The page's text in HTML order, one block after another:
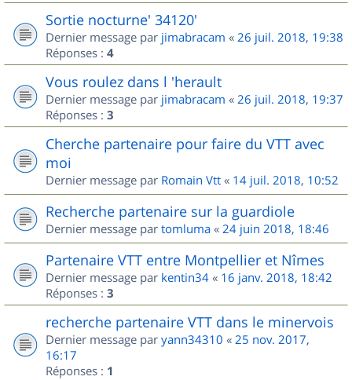
Sortie nocturne' 34120'
Dernier message par jimabracam « 26 juil. 2018, 19:38
Réponses : 4
Vous roulez dans l 'herault
Dernier message par jimabracam « 26 juil. 2018, 19:37
Réponses : 3
Cherche partenaire pour faire du VTT avec
moi
Dernier message par Romain Vtt « 14 juil. 2018, 10:52
Recherche partenaire sur la guardiole
Dernier message par tomluma « 24 juin 2018, 18:46
Partenaire VTT entre Montpellier et Nîmes
Dernier message par kentin34 « 16 janv. 2018, 18:42
Réponses : 3
recherche partenaire VTT dans le minervois
Dernier message par yann34310 « 25 nov. 2017,
16:17
Réponses : 1